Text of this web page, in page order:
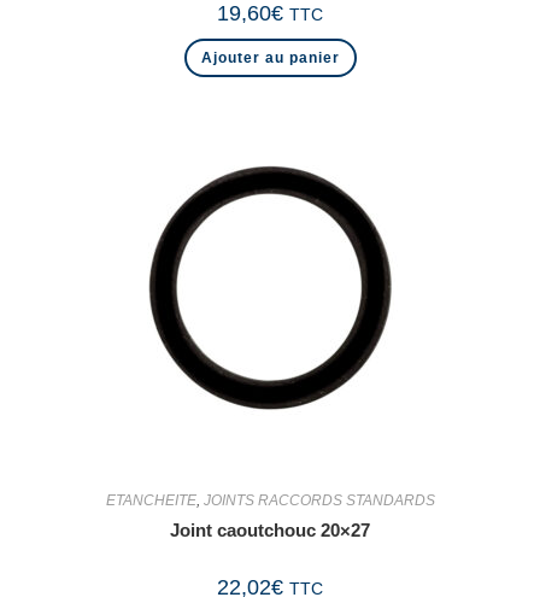
19,60€ TTC
Ajouter au panier
ETANCHEITE, JOINTS RACCORDS STANDARDS
Joint caoutchouc 20×27
22,02€ TTC